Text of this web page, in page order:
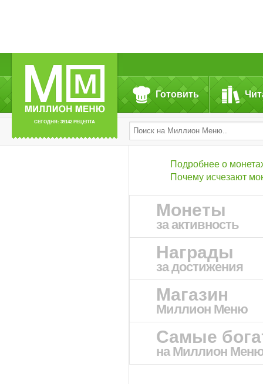
СЕГОДНЯ: 39142 РЕЦЕПТА
Готовить
Подробнее о
Почему исчезают
Монеты
за активность
Награды
за достижения
Магазин
Миллион Меню
Самые
на Миллион